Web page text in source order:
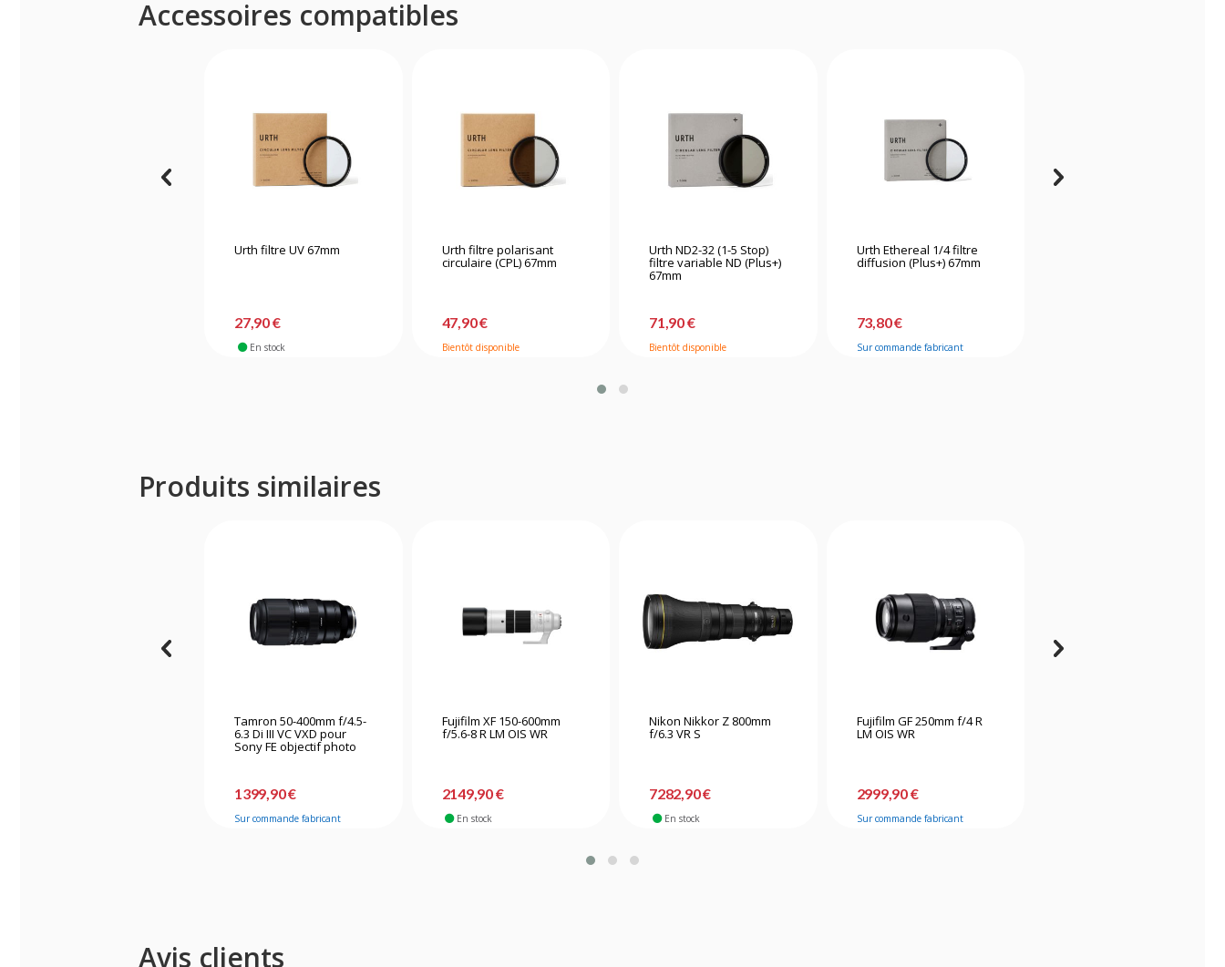
Accessoires compatibles
Urth filtre UV 67mm
27,90 €
En stock
Urth filtre polarisant
circulaire (CPL) 67mm
47,90 €
Bientôt disponible
Urth ND2-32 (1-5 Stop)
filtre variable ND (Plus+)
67mm
71,90 €
Bientôt disponible
Urth Ethereal 1/4 filtre
diffusion (Plus+) 67mm
73,80 €
Sur commande fabricant
Produits similaires
Tamron 50-400mm f/4.5-
6.3 Di III VC VXD pour
Sony FE objectif photo
1399,90 €
Sur commande fabricant
Fujifilm XF 150-600mm
f/5.6-8 R LM OIS WR
2149,90 €
En stock
Nikon Nikkor Z 800mm
f/6.3 VR S
7282,90 €
En stock
Fujifilm GF 250mm f/4 R
LM OIS WR
2999,90 €
Sur commande fabricant
Avis clients